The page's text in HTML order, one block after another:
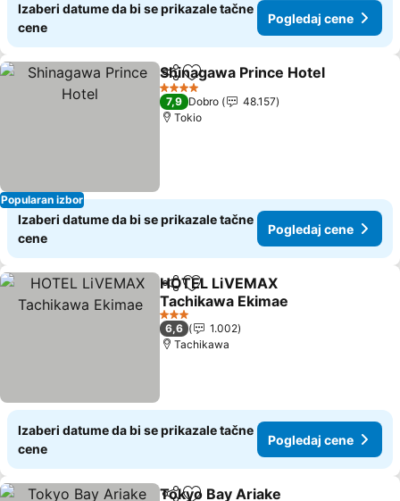
Izaberi datume da bi se prikazale tačne
cene
Pogledaj cene
Popularan izbor
Deli Dodati u favorite
Shinagawa Prince Hotel
4 Zvezdice
7,9 Dobro
48.157
Tokio
Izaberi datume da bi se prikazale tačne
cene
Pogledaj cene
Deli Dodati u favorite
HOTEL LiVEMAX
Tachikawa Ekimae
Pogledaj cene
3 Zvezdice
6,6
1.002
Tachikawa
Izaberi datume da bi se prikazale tačne
cene
Pogledaj cene
Tokyo Bay Ariake